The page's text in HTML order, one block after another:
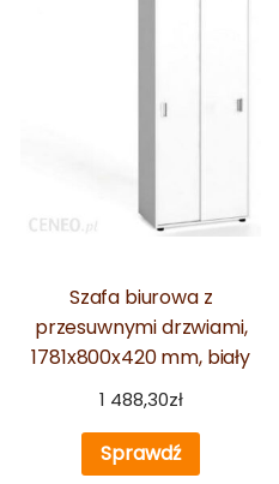
Szafa biurowa z
przesuwnymi drzwiami,
1781x800x420 mm, biały
1 488,30zł
Sprawdź